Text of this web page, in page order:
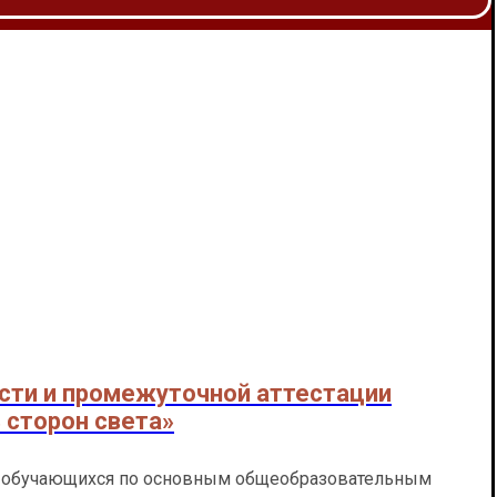
и промежуточной аттестации
света»
обучающихся по основным общеобразовательным